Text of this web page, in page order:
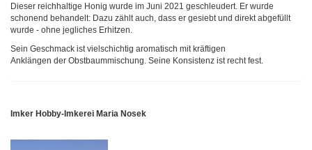
Dieser reichhaltige Honig wurde im Juni 2021 geschleudert. Er wurde
schonend behandelt: Dazu zählt auch, dass er gesiebt und direkt abgefüllt
wurde - ohne jegliches Erhitzen.
Sein Geschmack ist vielschichtig aromatisch mit kräftigen
Anklängen der Obstbaummischung. Seine Konsistenz ist recht fest.
Imker Hobby-Imkerei Maria Nosek